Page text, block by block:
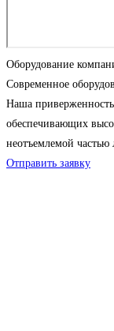
Оборудование
Современное
Наша приверженность
обеспечивающих
неотъемлемой частью
Отправить заявку